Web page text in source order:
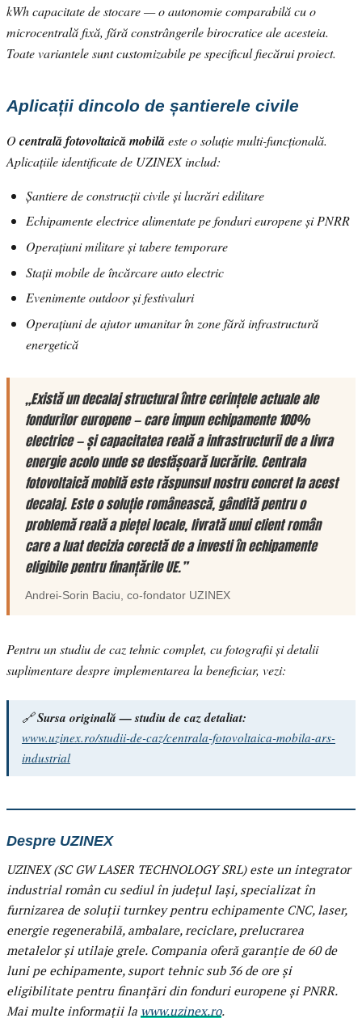
kWh capacitate de stocare — o autonomie comparabilă cu o
microcentrală fixă, fără constrângerile birocratice ale acesteia.
Toate variantele sunt customizabile pe specificul fiecărui proiect.
Aplicații dincolo de șantierele civile
Ocentrală fotovoltaică mobilăeste o soluție multi-funcțională.
Aplicațiile identificate de UZINEX includ:
Șantiere de construcții civile și lucrări edilitare
Echipamente electrice alimentate pe fonduri europene și PNRR
Operațiuni militare și tabere temporare
Stații mobile de încărcare auto electric
Evenimente outdoor și festivaluri
Operațiuni de ajutor umanitar în zone fără infrastructură
energetică
„Există un decalaj structural între cerințele actuale ale
fondurilor europene — care impun echipamente 100%
electrice — și capacitatea reală a infrastructurii de a livra
energie acolo unde se desfășoară lucrările. Centrala
fotovoltaică mobilă este răspunsul nostru concret la acest
decalaj. Este o soluție românească, gândită pentru o
problemă reală a pieței locale, livrată unui client român
care a luat decizia corectă de a investi în echipamente
eligibile pentru finanțările UE.”
Andrei-Sorin Baciu, co-fondator UZINEX
Pentru un studiu de caz tehnic complet, cu fotografii și detalii
suplimentare despre implementarea la beneficiar, vezi:
🔗Sursa originală — studiu de caz detaliat:
www.uzinex.ro/studii-de-caz/centrala-fotovoltaica-mobila-ars-
industrial
Despre UZINEX
UZINEX (SC GW LASER TECHNOLOGY SRL) este un integrator
industrial român cu sediul în județul Iași, specializat în
furnizarea de soluții turnkey pentru echipamente CNC, laser,
energie regenerabilă, ambalare, reciclare, prelucrarea
metalelor și utilaje grele. Compania oferă garanție de 60 de
luni pe echipamente, suport tehnic sub 36 de ore și
eligibilitate pentru finanțări din fonduri europene și PNRR.
Mai multe informații la www.uzinex.ro.